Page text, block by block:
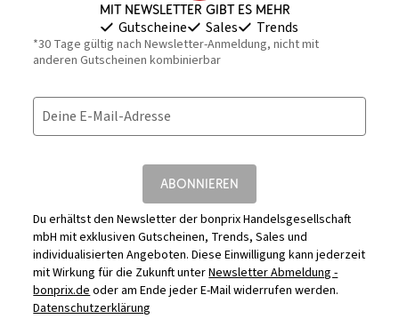
Mit Newsletter gibt es mehr
Gutscheine Sales Trends
*30 Tage gültig nach Newsletter-Anmeldung, nicht mit
anderen Gutscheinen kombinierbar
Deine E-Mail-Adresse
ABONNIEREN
Du erhältst den Newsletter der bonprix Handelsgesellschaft
mbH mit exklusiven Gutscheinen, Trends, Sales und
individualisierten Angeboten. Diese Einwilligung kann jederzeit
mit Wirkung für die Zukunft unterNewsletter Abmeldung -
bonprix.deoder am Ende jeder E-Mail widerrufen werden.
Datenschutzerklärung